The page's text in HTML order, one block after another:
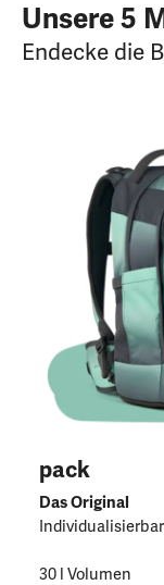
Unsere 5
Endecke die
pack
Das Original
30 l Volumen